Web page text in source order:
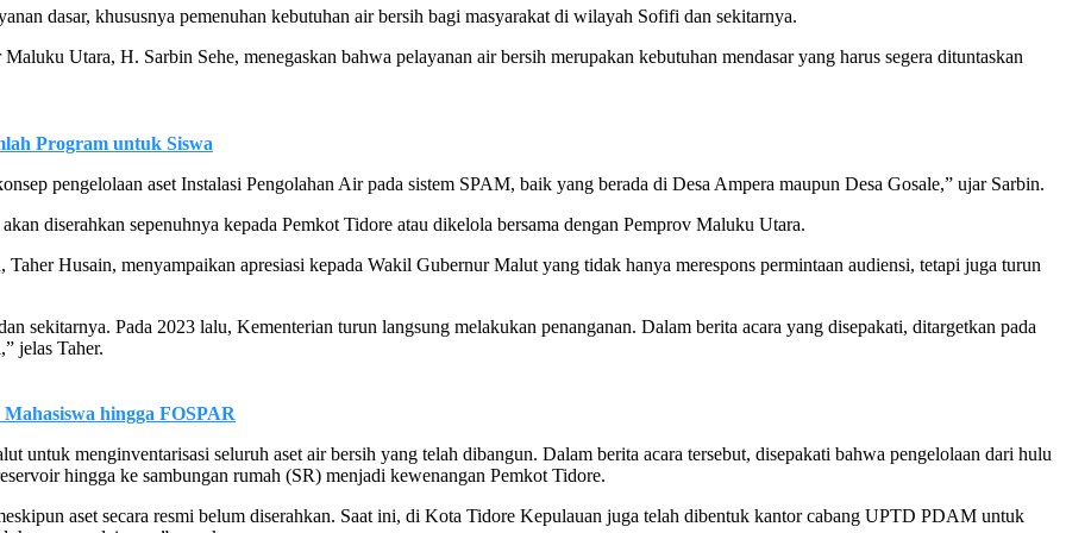
dasar, khususnya pemenuhan kebutuhan air bersih bagi masyarakat di wilayah Sofifi dan sekitarnya.
Utara, H. Sarbin Sehe, menegaskan bahwa pelayanan air bersih merupakan kebutuhan mendasar yang harus segera dituntaskan
Program untuk Siswa
pengelolaan aset Instalasi Pengolahan Air pada sistem SPAM, baik yang berada di Desa Ampera maupun Desa Gosale,” ujar Sarbin.
diserahkan sepenuhnya kepada Pemkot Tidore atau dikelola bersama dengan Pemprov Maluku Utara.
Husain, menyampaikan apresiasi kepada Wakil Gubernur Malut yang tidak hanya merespons permintaan audiensi, tetapi juga turun
sekitarnya. Pada 2023 lalu, Kementerian turun langsung melakukan penanganan. Dalam berita acara yang disepakati, ditargetkan pada
jelas Taher.
hingga FOSPAR
untuk menginventarisasi seluruh aset air bersih yang telah dibangun. Dalam berita acara tersebut, disepakati bahwa pengelolaan dari hulu
hingga ke sambungan rumah (SR) menjadi kewenangan Pemkot Tidore.
aset secara resmi belum diserahkan. Saat ini, di Kota Tidore Kepulauan juga telah dibentuk kantor cabang UPTD PDAM untuk